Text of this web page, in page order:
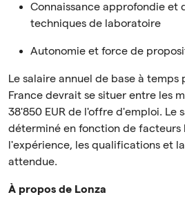
Connaissance approfondie et
techniques de laboratoire
Autonomie et force de
Le salaire annuel de base à
France devrait se situer entre les
38'850 EUR de l'offre d'emploi. Le
déterminé en fonction de facteurs
l'expérience, les qualifications et
attendue.
À propos de Lonza